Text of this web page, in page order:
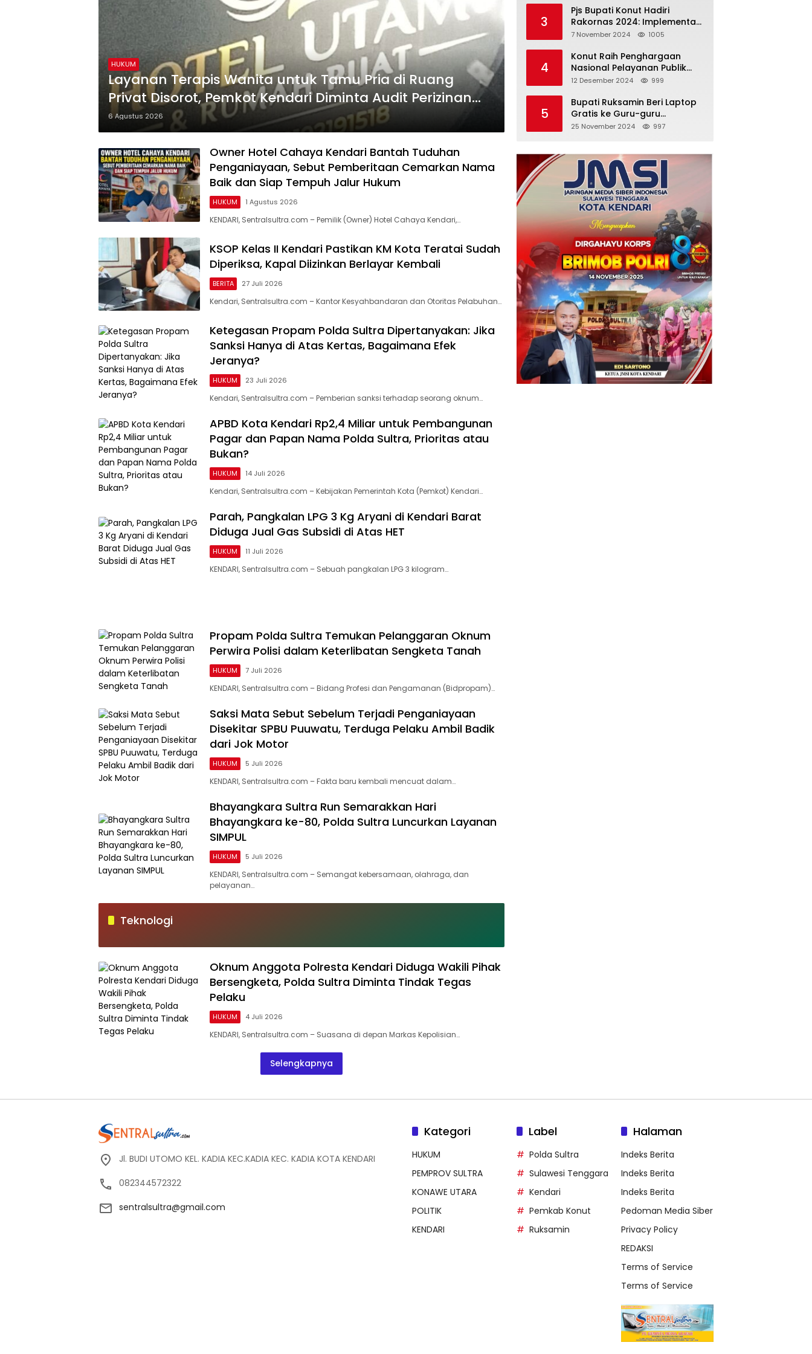
HUKUM
Layanan Terapis Wanita untuk Tamu Pria di Ruang
Privat Disorot, Pemkot Kendari Diminta Audit Perizinan
Rumah Pijat Utami
6 Agustus 2026
Owner Hotel Cahaya Kendari Bantah Tuduhan
Penganiayaan, Sebut Pemberitaan Cemarkan Nama
Baik dan Siap Tempuh Jalur Hukum
HUKUM 1 Agustus 2026
KENDARI, Sentralsultra.com – Pemilik (Owner) Hotel Cahaya Kendari,…
KSOP Kelas II Kendari Pastikan KM Kota Teratai Sudah
Diperiksa, Kapal Diizinkan Berlayar Kembali
BERITA 27 Juli 2026
Kendari, Sentralsultra.com – Kantor Kesyahbandaran dan Otoritas Pelabuhan…
Ketegasan Propam Polda Sultra Dipertanyakan: Jika
Sanksi Hanya di Atas Kertas, Bagaimana Efek
Jeranya?
HUKUM 23 Juli 2026
Kendari, Sentralsultra.com – Pemberian sanksi terhadap seorang oknum…
APBD Kota Kendari Rp2,4 Miliar untuk Pembangunan
Pagar dan Papan Nama Polda Sultra, Prioritas atau
Bukan?
HUKUM 14 Juli 2026
Kendari, Sentralsultra.com – Kebijakan Pemerintah Kota (Pemkot) Kendari…
Parah, Pangkalan LPG 3 Kg Aryani di Kendari Barat
Diduga Jual Gas Subsidi di Atas HET
HUKUM 11 Juli 2026
KENDARI, Sentralsultra.com – Sebuah pangkalan LPG 3 kilogram…
Propam Polda Sultra Temukan Pelanggaran Oknum
Perwira Polisi dalam Keterlibatan Sengketa Tanah
HUKUM 7 Juli 2026
KENDARI, Sentralsultra.com – Bidang Profesi dan Pengamanan (Bidpropam)…
Saksi Mata Sebut Sebelum Terjadi Penganiayaan
Disekitar SPBU Puuwatu, Terduga Pelaku Ambil Badik
dari Jok Motor
HUKUM 5 Juli 2026
KENDARI, Sentralsultra.com – Fakta baru kembali mencuat dalam…
Bhayangkara Sultra Run Semarakkan Hari
Bhayangkara ke-80, Polda Sultra Luncurkan Layanan
SIMPUL
HUKUM 5 Juli 2026
KENDARI, Sentralsultra.com – Semangat kebersamaan, olahraga, dan
pelayanan…
Teknologi
Oknum Anggota Polresta Kendari Diduga Wakili Pihak
Bersengketa, Polda Sultra Diminta Tindak Tegas
Pelaku
HUKUM 4 Juli 2026
KENDARI, Sentralsultra.com – Suasana di depan Markas Kepolisian…
Selengkapnya
3
Pjs Bupati Konut Hadiri
Rakornas 2024: Implementasi
Asta Cita Menuju Indonesia
7 November 2024 1005
4
Konut Raih Penghargaan
Nasional Pelayanan Publik
2024: Bukti Komitmen Menuju
12 Desember 2024 999
5
Bupati Ruksamin Beri Laptop
Gratis ke Guru-guru
Penggerak di Konut
25 November 2024 997
Jl. BUDI UTOMO KEL. KADIA KEC.KADIA KEC. KADIA KOTA KENDARI
082344572322
sentralsultra@gmail.com
Kategori
HUKUM
PEMPROV SULTRA
KONAWE UTARA
POLITIK
KENDARI
Label
Polda Sultra
Sulawesi Tenggara
Kendari
Pemkab Konut
Ruksamin
Halaman
Indeks Berita
Indeks Berita
Indeks Berita
Pedoman Media Siber
Privacy Policy
REDAKSI
Terms of Service
Terms of Service